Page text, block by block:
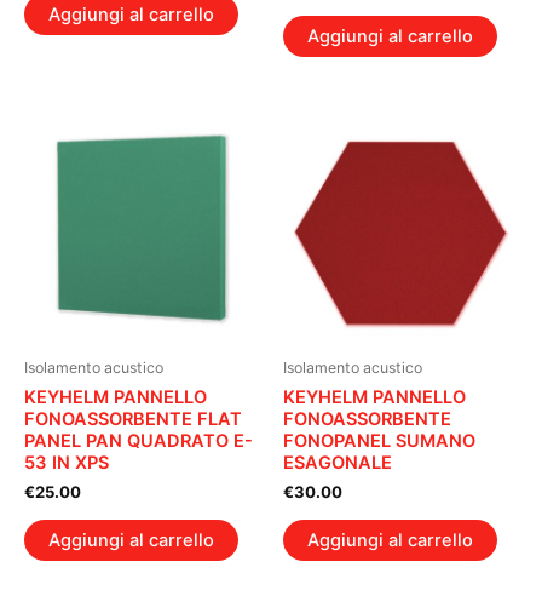
Aggiungi al carrello
Aggiungi al carrello
Isolamento acustico
KEYHELM PANNELLO
FONOASSORBENTE FLAT
PANEL PAN QUADRATO E-
53 IN XPS
€25.00
Aggiungi al carrello
Isolamento acustico
KEYHELM PANNELLO
FONOASSORBENTE
FONOPANEL SUMANO
ESAGONALE
€30.00
Aggiungi al carrello